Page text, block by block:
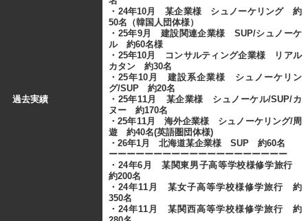
過去実績
・24年10月 某企業様 シュノーケリング 約
50名（韓国人団体様）
・25年9月 建設関連企業様 SUP/シュノーケ
ル 約60名様
・25年10月 コンサルティング企業様 リアル
カタン 約30名
・25年10月 建設系企業様 シュノーケリン
グ/SUP 約20名
・25年11月 某企業様 シュノーケル/SUP/カ
ヌー 約170名
・25年11月 海外企業様 シュノーケリング/周
遊 約40名(英語圏団体様)
・26年1月 北海道某企業様 SUP 約60名
ーーーーーーーーーーーーーーーーーーーー
・24年6月 某関東男子高等学校様修学旅行
約200名
・24年11月 某女子高等学校様修学旅行 約
350名
・24年11月 某関西高等学校様修学旅行 約